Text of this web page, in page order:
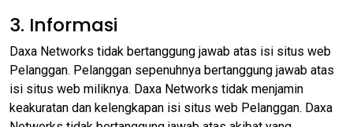
3. Informasi
Daxa Networks tidak bertanggung jawab atas isi situs web
Pelanggan. Pelanggan sepenuhnya bertanggung jawab atas
isi situs web miliknya. Daxa Networks tidak menjamin
keakuratan dan kelengkapan isi situs web Pelanggan. Daxa